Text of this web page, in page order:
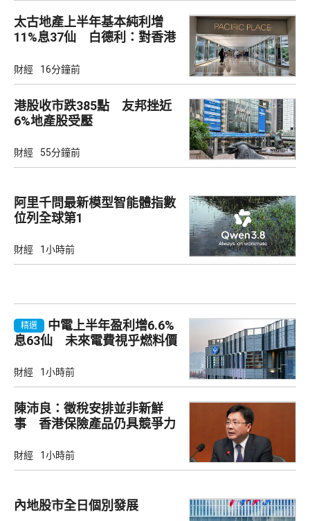
太古地產上半年基本純利增
11%息37仙 白德利：對香港
財經 16分鐘前
港股收市跌385點 友邦挫近
6%地產股受壓
財經 55分鐘前
阿里千問最新模型智能體指數
位列全球第1
財經 1小時前
精選
中電上半年盈利增6.6%
息63仙 未來電費視乎燃料價
財經 1小時前
陳沛良：徵稅安排並非新鮮
事 香港保險產品仍具競爭力
財經 1小時前
內地股市全日個別發展